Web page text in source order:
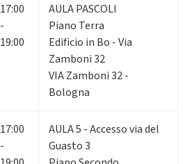
17:00
-
19:00
AULA PASCOLI
Piano Terra
Edificio in Bo - Via
Zamboni 32
VIA Zamboni 32 -
Bologna
17:00
-
AULA 5 - Accesso via del
Guasto 3